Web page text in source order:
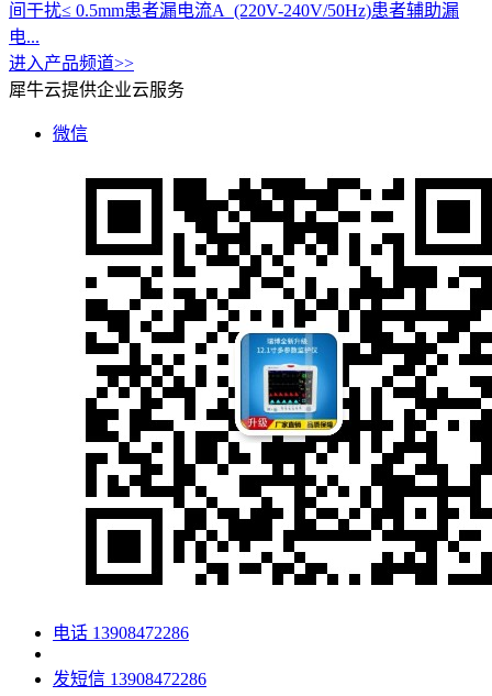
间干扰≤ 0.5mm患者漏电流A (220V-240V/50Hz)患者辅助漏
电...
进入产品频道>>
犀牛云提供企业云服务
微信
电话 13908472286
发短信 13908472286